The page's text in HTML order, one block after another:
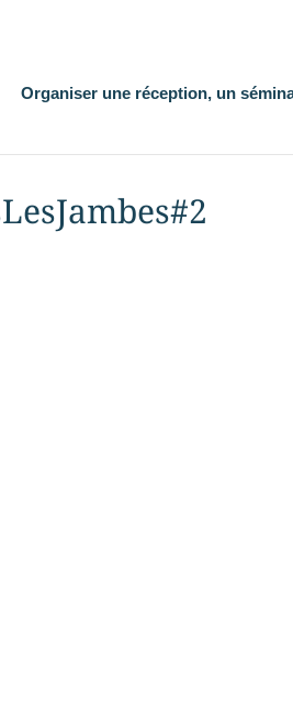
Organiser une réception, un